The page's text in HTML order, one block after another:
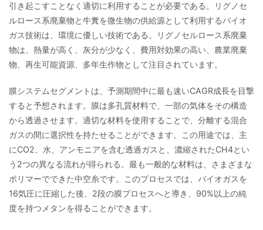
引き起こすことなく適切に利用することが必要である。リグノセ
ルロース系廃棄物と牛糞を微生物の供給源として利用するバイオ
ガス技術は、環境に優しい技術である。リグノセルロース系廃棄
物は、熱量が高く、灰分が少なく、費用対効果の高い、農業廃棄
物、再生可能資源、多年生作物として注目されています。
膜システムセグメントは、予測期間中に最も速いCAGR成長を目撃
すると予想されます。膜は多孔質材料で、一部の気体をその構造
から透過させます。適切な材料を使用することで、分離する混合
ガスの間に選択性を持たせることができます。この用途では、主
にCO2、水、アンモニアを含む透過ガスと、濃縮されたCH4とい
う2つの異なる流れが得られる。最も一般的な材料は、さまざまな
ポリマーでできた中空糸です。このプロセスでは、バイオガスを
16気圧に圧縮した後、2段の膜プロセスへと導き、90%以上の純
度を持つメタンを得ることができます。